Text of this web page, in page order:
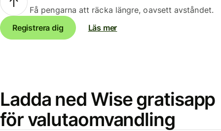
Få pengarna att räcka längre, oavsett avståndet.
Registrera dig
Läs mer
Ladda ned Wise gratisapp
för valutaomvandling